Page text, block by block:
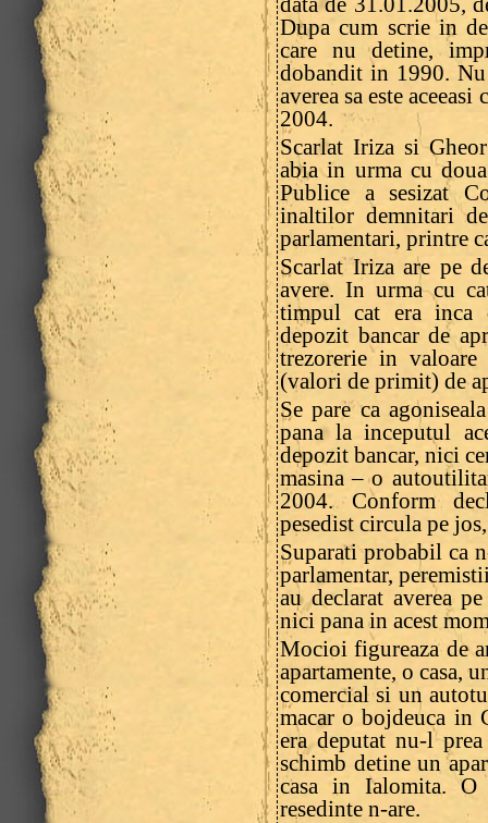
Dupa cum scrie in
care nu detine,
dobandit in 1990.
averea sa este
2004.
Scarlat Iriza si
abia in urma cu
Publice a sesizat
inaltilor demnitari
parlamentari, printre
Scarlat Iriza are pe
avere. In urma cu
timpul cat era inca
depozit bancar de
trezorerie in
(valori de primit) de
Se pare ca
pana la inceputul
depozit bancar, nici
masina – o
2004. Conform
pesedist circula pe
Suparati probabil ca
parlamentar,
au declarat averea
nici pana in acest
Mocioi figureaza de
apartamente, o casa,
comercial si un
macar o bojdeuca in
era deputat nu-l
schimb detine un
casa in Ialomita. O
resedinte n-are.